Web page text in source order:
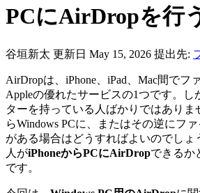
PCにAirDropを行
谷垣新太 更新日 May 15, 2026 提出先:
AirDropは、iPhone、iPad、Mac間でフ
Appleの優れたサービスの1つです。し
ターを持っている人ばかりではありま
らWindows PCに、またはその逆にフ
がある場合はどうすればよいのでしょ
人がiPhoneからPCにAirDropできるか
です。